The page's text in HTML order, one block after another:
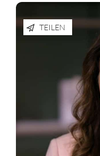
TEILEN